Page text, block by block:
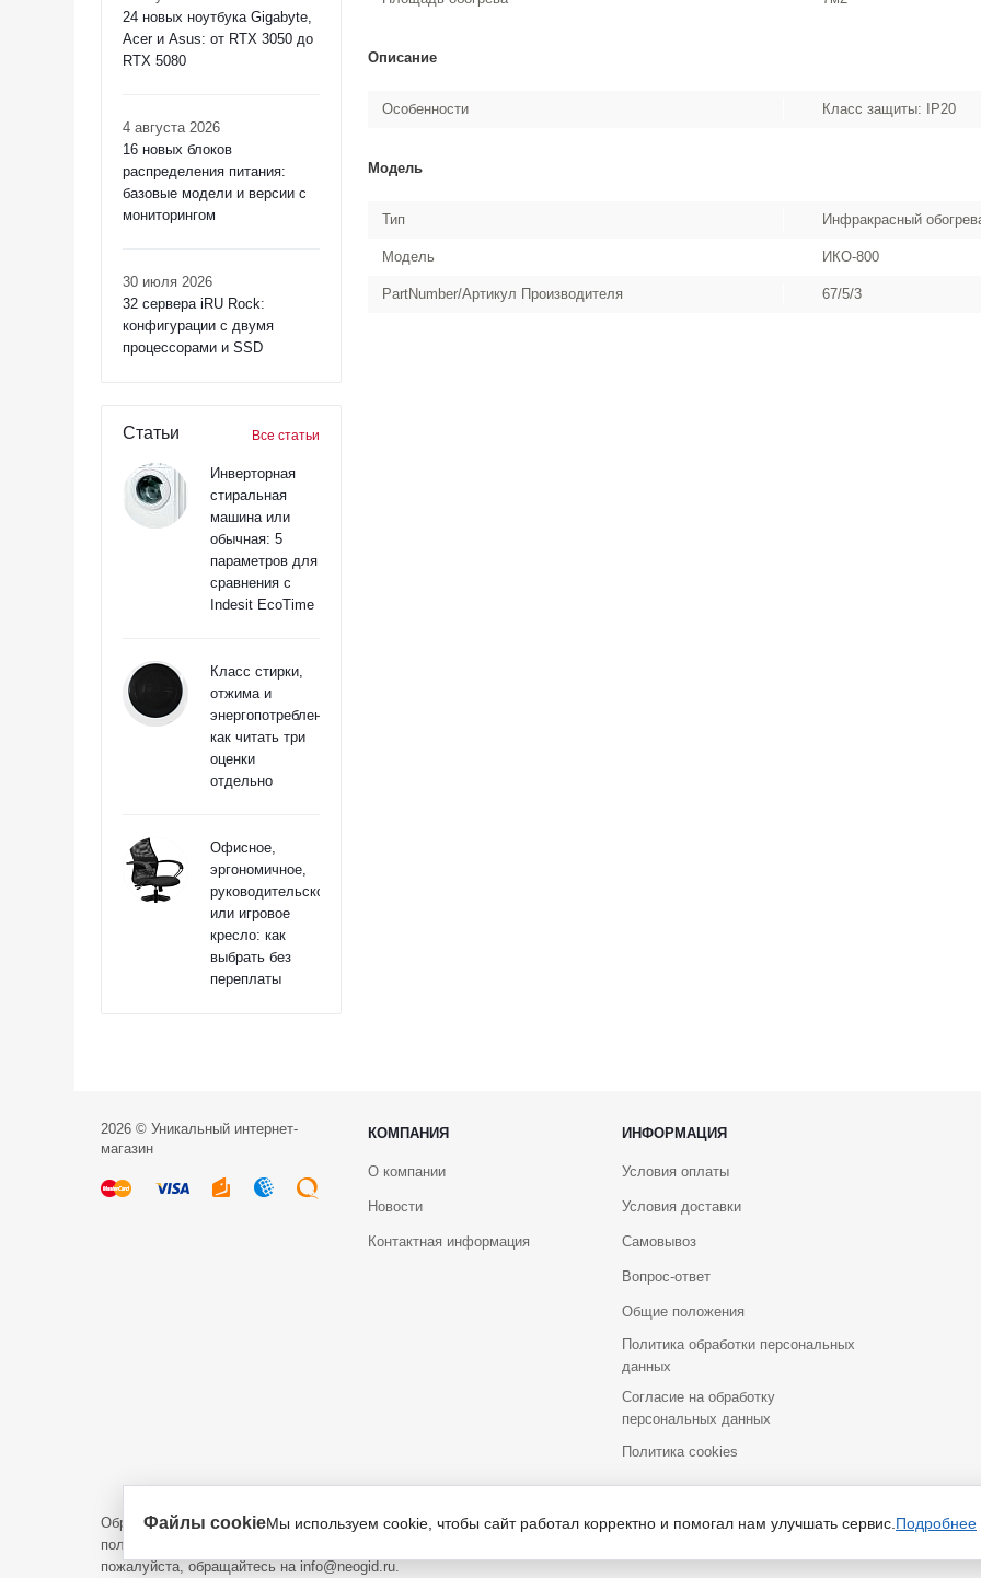
24 новых ноутбука Gigabyte,
Acer и Asus: от RTX 3050 до
RTX 5080
4 августа 2026
16 новых блоков
распределения питания:
базовые модели и версии с
мониторингом
30 июля 2026
32 сервера iRU Rock:
конфигурации с двумя
процессорами и SSD
Статьи Все статьи
Инверторная
стиральная
машина или
обычная: 5
параметров для
сравнения с
Indesit EcoTime
Класс стирки,
отжима и
энергопотребления:
как читать три
оценки
отдельно
Офисное,
эргономичное,
руководительское
или игровое
кресло: как
выбрать без
переплаты
Описание
Особенности Класс защиты: IP20
Модель
Тип Инфракрасный
Модель ИКО-800
PartNumber/Артикул Производителя 67/5/3
2026 © Уникальный интернет-
магазин
КОМПАНИЯ ИНФОРМАЦИЯ
О компании
Новости
Контактная информация
Условия оплаты
Условия доставки
Самовывоз
Вопрос-ответ
Общие положения
Политика обработки персональных
данных
Согласие на обработку
персональных данных
Политика cookies
Обращаем ваше внимание на то, что данный интернет-сайт носит исключительно информационный характер и ни при каких
положениями пункта 1 статьи 437 Гражданского кодекса Российской Федерации. Для получения подробной информации о
пожалуйста, обращайтесь на info@neogid.ru.
Файлы cookieМы используем cookie, чтобы сайт работал корректно и помогал нам улучшать сервис. Подробнее